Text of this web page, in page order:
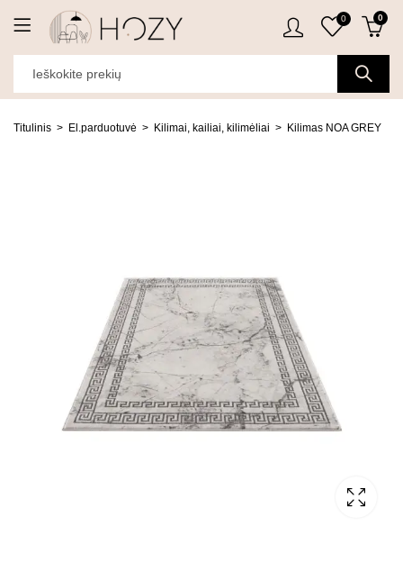
0 0
Titulinis El.parduotuvė Kilimai, kailiai, kilimėliai Kilimas NOA GREY